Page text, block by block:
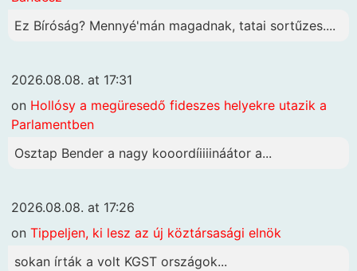
Ez Bíróság? Mennyé'mán magadnak, tatai sortűzes....
2026.08.08. at 17:31
on Hollósy a megüresedő fideszes helyekre utazik a
Parlamentben
Osztap Bender a nagy kooordíiiiináátor a...
2026.08.08. at 17:26
on Tippeljen, ki lesz az új köztársasági elnök
sokan írták a volt KGST országok...